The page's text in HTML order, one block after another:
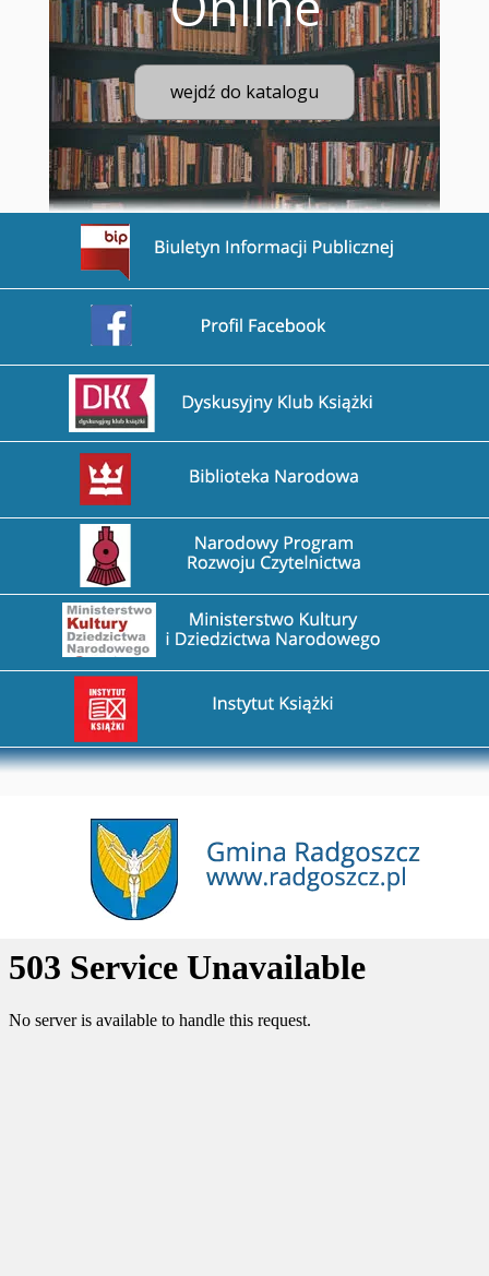
wejdź do katalogu
Przejdź na stronę BIP
Przejdź na stronę Facebook
Przejdź na stronę DDK
Przejdź na stronę Biblioteka Narodowa
Przejdź na stronę Narodowy Program Rozwoju
Przejdź na stronę Ministerstwo Kultury i Dziedzictwa
Przejdź na stronę Instytut Książki